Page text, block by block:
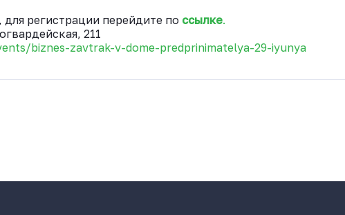
для регистрации перейдите по ссылке.
211
biznes-zavtrak-v-dome-predprinimatelya-29-iyunya